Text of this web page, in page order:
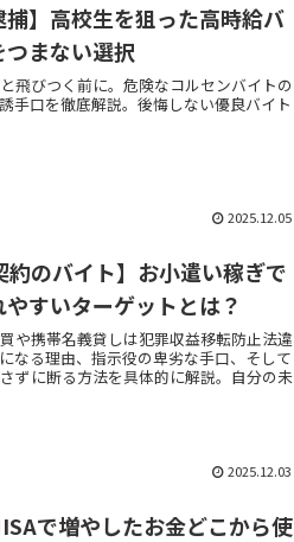
捕】高校生を狙った高時給バ
まない選択
飛びつく前に。危険なコルセンバイトの
手口を徹底解説。後悔しない優良バイト
2025.12.05
約のバイト】お小遣い稼ぎで
すいターゲットとは？
や携帯名義貸しは犯罪収益移転防止法違
なる理由、指示役の卑劣な手口、そして
ずに断る方法を具体的に解説。自分の未
2025.12.03
で増やしたお金どこから使